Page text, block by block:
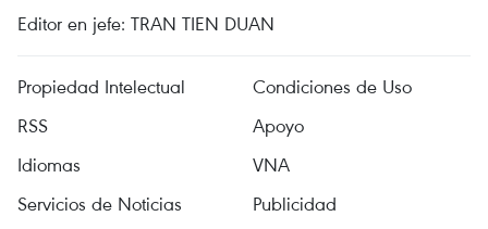
Editor en jefe: TRAN TIEN DUAN
Propiedad Intelectual
Condiciones de Uso
RSS
Apoyo
Idiomas
VNA
Servicios de Noticias
Publicidad